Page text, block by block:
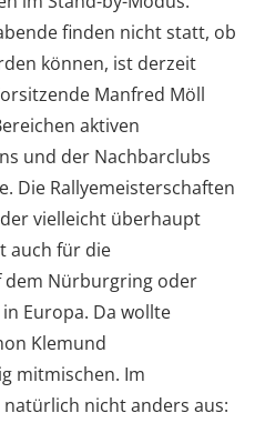
finden nicht statt, ob
können, ist derzeit
Manfred Möll
aktiven
und der Nachbarclubs
Die Rallyemeisterschaften
vielleicht überhaupt
auch für die
dem Nürburgring oder
Europa. Da wollte
Klemund
mitmischen. Im
nicht anders aus: